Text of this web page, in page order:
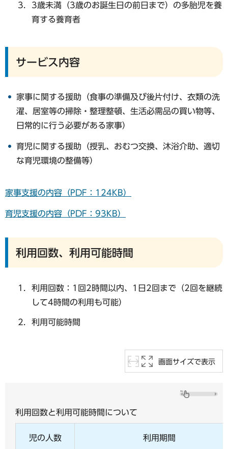
3歳未満（3歳のお誕生日の前日まで）の多胎児を養
育する養育者
サービス内容
家事に関する援助（食事の準備及び後片付け、衣類の洗
濯、居室等の掃除・整理整頓、生活必需品の買い物等、
日常的に行う必要がある家事）
育児に関する援助（授乳、おむつ交換、沐浴介助、適切
な育児環境の整備等）
家事支援の内容（PDF：124KB）
育児支援の内容（PDF：93KB）
利用回数、利用可能時間
利用回数：1回2時間以内、1日2回まで（2回を継続
して4時間の利用も可能）
利用可能時間
画面サイズで表示
利用回数と利用可能時間について
児の人数 利用期間